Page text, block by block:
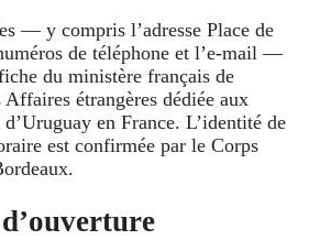
— y compris l’adresse Place de
de téléphone et l’e-mail —
du ministère français de
Affaires étrangères dédiée aux
en France. L’identité de
est confirmée par le Corps